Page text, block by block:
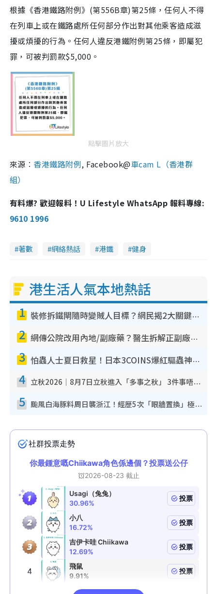
根據《香港鐵路附例》 (第556B章)第25條 ，任何人不得
在列車上或在鐵路處所任何部分作出對其他乘客造成滋
擾或煩擾的行為。 任何人違反港鐵附例第25條 ，即屬犯
罪，可被判罰款$5,000 。
點擊圖片放大
來源︰ 香港鐵路附例, Facebook@車cam L（香港群
組）
有料爆? 歡迎報料！U Lifestyle WhatsApp 報料專線:
9610 1996
著數 網絡熱話 港鐵 健身
港生活人氣本地熱話
1 裝修拆鐵閘隨時變賊人目標？網民揭2大關鍵用途：裝新式等於白裝？附新舊鐵閘分別
2 網傳公院改用內地/副廠藥？醫生拆解正副廠分別 揭4類人換藥隨時出事
3 怕蟲人士夏日救星！日本3COINS爆紅驅蟲神器$45起 1招「全程免觸碰」輕鬆搞定小強
4 立秋2026｜8月7日立秋進入「多事之秋」 3件事唔做得！專家教6招開運 清枱頭／銀包納氣接好運
5 颱風白海豚料周日襲浙江！經歷5次「眼牆置換」極罕見 成登陸內地最長途颱風